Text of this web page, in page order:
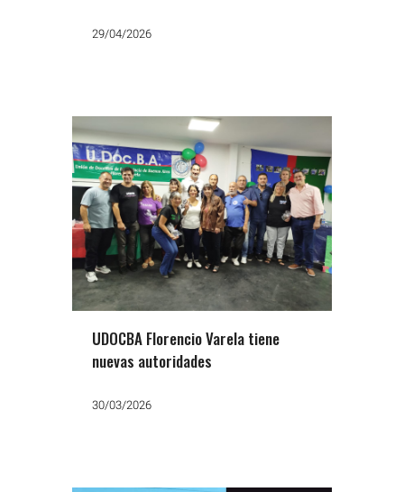
29/04/2026
UDOCBA Florencio Varela tiene
nuevas autoridades
30/03/2026